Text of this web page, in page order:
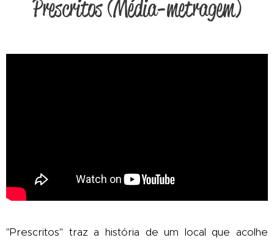
Prescritos (Média-metragem)
"Prescritos" traz a história de um local que acolhe